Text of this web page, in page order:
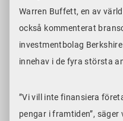
Warren Buffett, en av
också kommenterat
investmentbolag
innehav i de fyra största
”Vi vill inte finansiera
pengar i framtiden”, säger